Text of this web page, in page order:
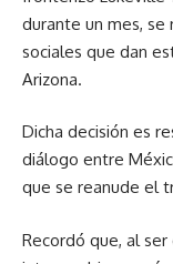
durante un mes, se
sociales que dan
Arizona.
Dicha decisión es
diálogo entre
que se reanude el
Recordó que, al